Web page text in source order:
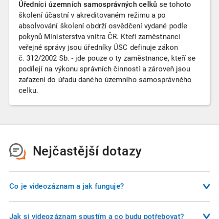
Úředníci územních samosprávných celků se tohoto
školení účastní v akreditovaném režimu a po
absolvování školení obdrží osvědčení vydané podle
pokynů Ministerstva vnitra ČR. Kteří zaměstnanci
veřejné správy jsou úředníky ÚSC definuje zákon
č. 312/2002 Sb. - jde pouze o ty zaměstnance, kteří se
podílejí na výkonu správních činností a zároveň jsou
zařazeni do úřadu daného územního samosprávného
celku.
Nejčastější dotazy
Co je videozáznam a jak funguje?
Videozáznam je nahrávka školení, kterou si můžete pustit na
svém počítači, tabletu, nebo telefonu. Nemusíte se
Jak si videozáznam spustím a co budu potřebovat?